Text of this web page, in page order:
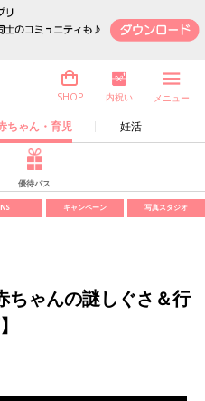
ちゃん・育児 妊活
SHOP 内祝い メニュー
優待パス
キャンペーン 写真スタジオ
ちゃんの謎しぐさ＆行